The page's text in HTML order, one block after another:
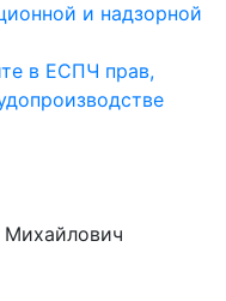
и надзорной
в ЕСПЧ прав,